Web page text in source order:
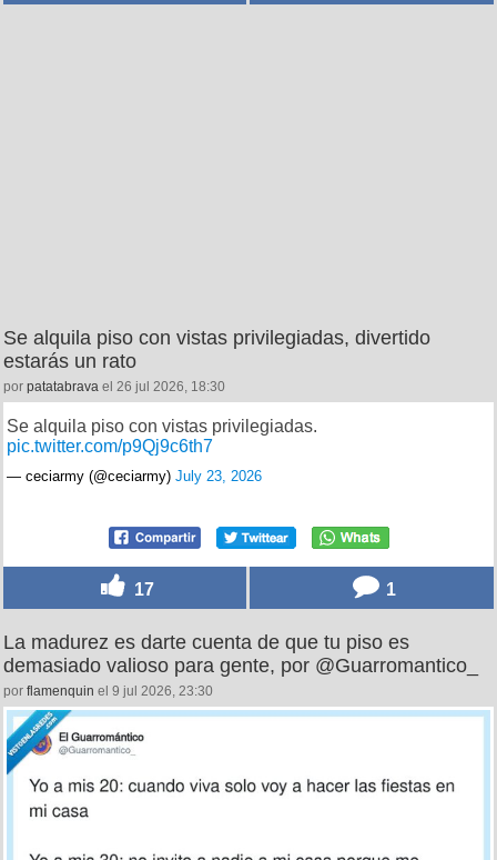
Se alquila piso con vistas privilegiadas, divertido
estarás un rato
por patatabrava el 26 jul 2026, 18:30
Se alquila piso con vistas privilegiadas.
pic.twitter.com/p9Qj9c6th7
— ceciarmy (@ceciarmy) July 23, 2026
17 1
La madurez es darte cuenta de que tu piso es
demasiado valioso para gente, por @Guarromantico_
por flamenquin el 9 jul 2026, 23:30